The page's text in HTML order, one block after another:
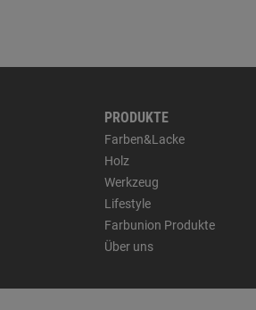
PRODUKTE
Farben&Lacke
Holz
Werkzeug
Lifestyle
Farbunion Produkte
Über uns